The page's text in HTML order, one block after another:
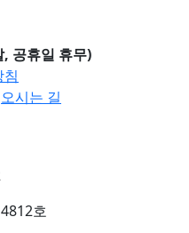
공휴일 휴무)
오시는 길
호